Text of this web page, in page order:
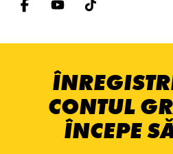
CONTUL
ÎNCEPE